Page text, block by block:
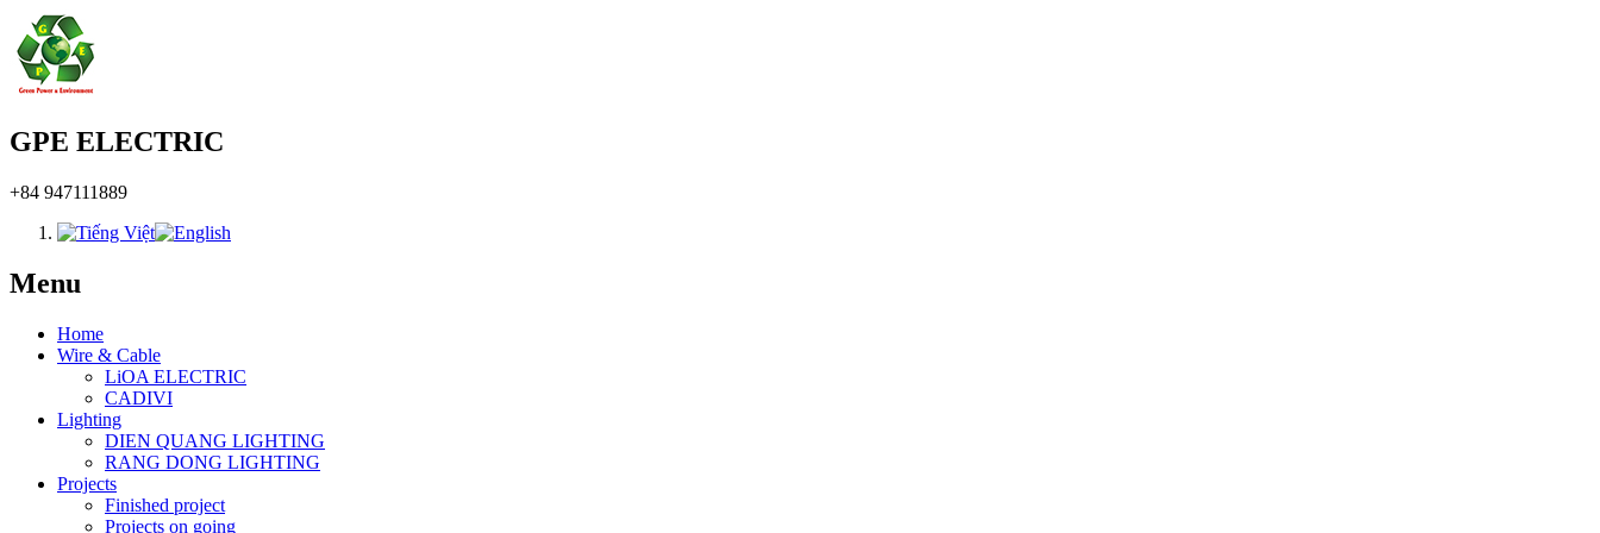
GPE ELECTRIC
+84 947111889
Menu
Home
Wire & Cable
LiOA ELECTRIC
CADIVI
Lighting
DIEN QUANG LIGHTING
RANG DONG LIGHTING
Projects
Finished project
Projects on going